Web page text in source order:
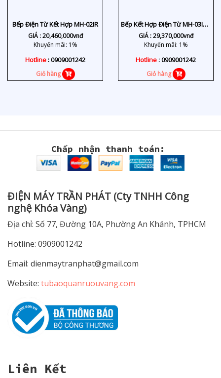
Bếp Điện Từ Kết Hợp MH-02IR
GIÁ :20,460,000vnđ
Khuyến mãi: 1%
Hotline: 0909001242
Giỏ hàng
Bếp Kết Hợp Điện Từ MH-03IRB
SB
GIÁ :29,370,000vnđ
Khuyến mãi: 1%
Hotline: 0909001242
Giỏ hàng
Chấp nhận thanh toán:
ĐIỆN MÁY TRẦN PHÁT (Cty TNHH Công
nghệ Khóa Vàng)
Địa chỉ: Số 77, Đường 10A, Phường An Khánh, TPHCM
Hotline: 0909001242
Email: dienmaytranphat@gmail.com
Website: tubaoquanruouvang.com
Liên Kết